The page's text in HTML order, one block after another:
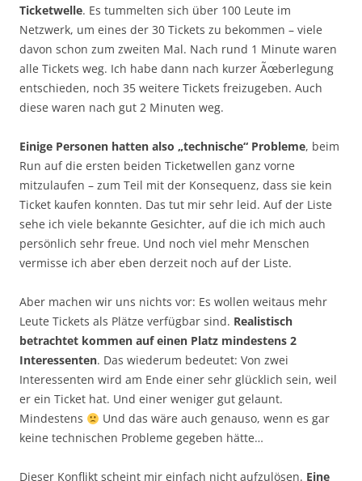
Ticketwelle. Es tummelten sich über 100 Leute im
Netzwerk, um eines der 30 Tickets zu bekommen – viele
davon schon zum zweiten Mal. Nach rund 1 Minute waren
alle Tickets weg. Ich habe dann nach kurzer Ãœberlegung
entschieden, noch 35 weitere Tickets freizugeben. Auch
diese waren nach gut 2 Minuten weg.
Einige Personen hatten also „technische“ Probleme, beim
Run auf die ersten beiden Ticketwellen ganz vorne
mitzulaufen – zum Teil mit der Konsequenz, dass sie kein
Ticket kaufen konnten. Das tut mir sehr leid. Auf der Liste
sehe ich viele bekannte Gesichter, auf die ich mich auch
persönlich sehr freue. Und noch viel mehr Menschen
vermisse ich aber eben derzeit noch auf der Liste.
Aber machen wir uns nichts vor: Es wollen weitaus mehr
Leute Tickets als Plätze verfügbar sind. Realistisch
betrachtet kommen auf einen Platz mindestens 2
Interessenten. Das wiederum bedeutet: Von zwei
Interessenten wird am Ende einer sehr glücklich sein, weil
er ein Ticket hat. Und einer weniger gut gelaunt.
Mindestens
Und das wäre auch genauso, wenn es gar
keine technischen Probleme gegeben hätte…
Dieser Konflikt scheint mir einfach nicht aufzulösen. Eine